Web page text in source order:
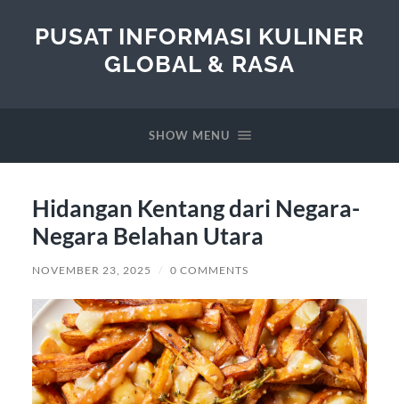
PUSAT INFORMASI KULINER
GLOBAL & RASA
SHOW MENU
Hidangan Kentang dari Negara-
Negara Belahan Utara
NOVEMBER 23, 2025 / 0 COMMENTS